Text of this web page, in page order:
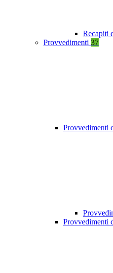
Recapiti
Provvedimenti 37
Provvedimenti
Provvedimenti